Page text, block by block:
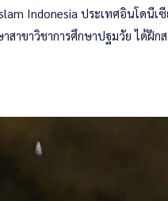
Indonesia ประเทศอินโดนี
สาขาวิชาการศึกษาปฐมวัย ได้ฝึก